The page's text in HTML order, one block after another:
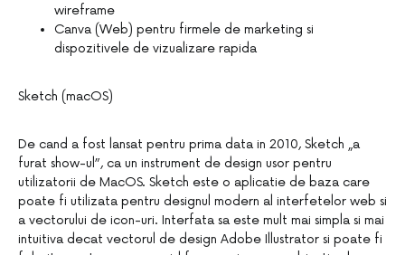
wireframe
Canva (Web) pentru firmele de marketing si
dispozitivele de vizualizare rapida
Sketch (macOS)
De cand a fost lansat pentru prima data in 2010, Sketch „a
furat show-ul”, ca un instrument de design usor pentru
utilizatorii de MacOS. Sketch este o aplicatie de baza care
poate fi utilizata pentru designul modern al interfetelor web si
a vectorului de icon-uri. Interfata sa este mult mai simpla si mai
intuitiva decat vectorul de design Adobe Illustrator si poate fi